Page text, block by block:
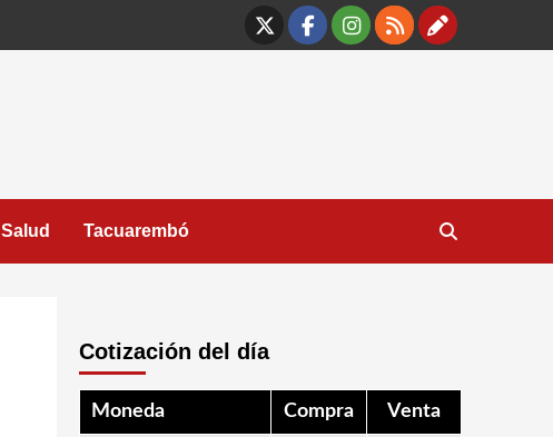
X Facebook
Instagram
RSS
Salud Tacuarembó
Cotización del día
Moneda Compra Venta